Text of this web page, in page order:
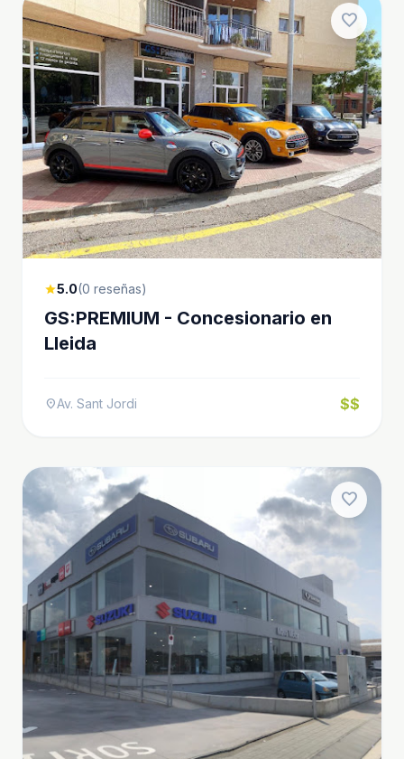
favorite
star5.0(0 reseñas)
GS:PREMIUM - Concesionario en
Lleida
location_onAv. Sant Jordi $$
favorite